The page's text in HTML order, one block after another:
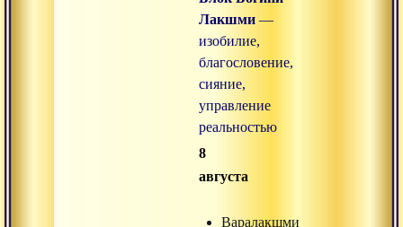
Лакшми —
изобилие,
благословение,
сияние,
управление
реальностью
8
августа
Варалакшми